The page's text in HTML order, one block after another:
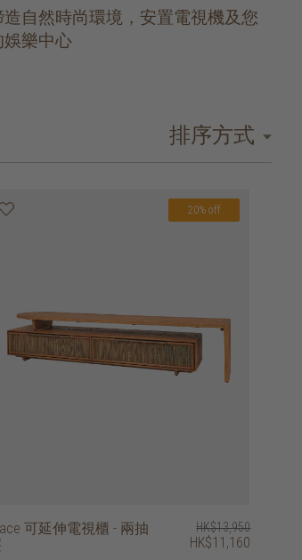
造自然時尚環境，安置電視機及您
娛樂中心
排序方式
20% off
可延伸電視櫃 - 兩抽
HK$13,950
HK$11,160